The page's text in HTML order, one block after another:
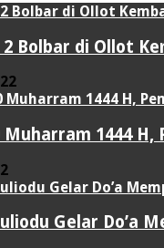
Bolbar di Ollot
1444 H,
Gelar Do’a